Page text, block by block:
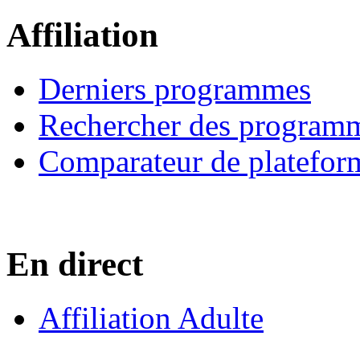
Affiliation
Derniers programmes
Rechercher des
Comparateur de
En direct
Affiliation Adulte